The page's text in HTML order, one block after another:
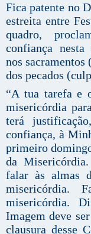
Fica patente no
estreita entre
quadro,
confiança
nos
dos pecados
“A tua tarefa e
misericórdia
terá
confiança, à
primeiro
da
falar às almas
misericórdia.
misericórdia.
Imagem deve
clausura desse